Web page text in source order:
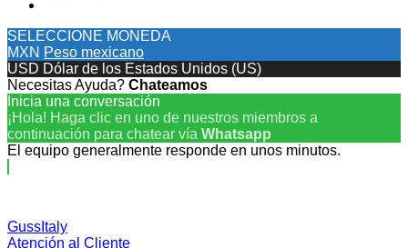
SELECCIONE MONEDA
MXN Peso mexicano
USD Dólar de los Estados Unidos (US)
Necesitas Ayuda? Chateamos
Inicia una conversación
¡Hola! Haga clic en uno de nuestros miembros a
continuación para chatear vía Whatsapp
El equipo generalmente responde en unos minutos.
GussItaly
Atención al Cliente